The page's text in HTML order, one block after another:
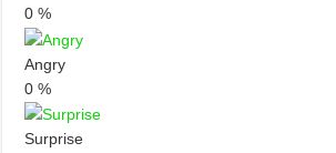
0 %
Angry
0 %
Surprise